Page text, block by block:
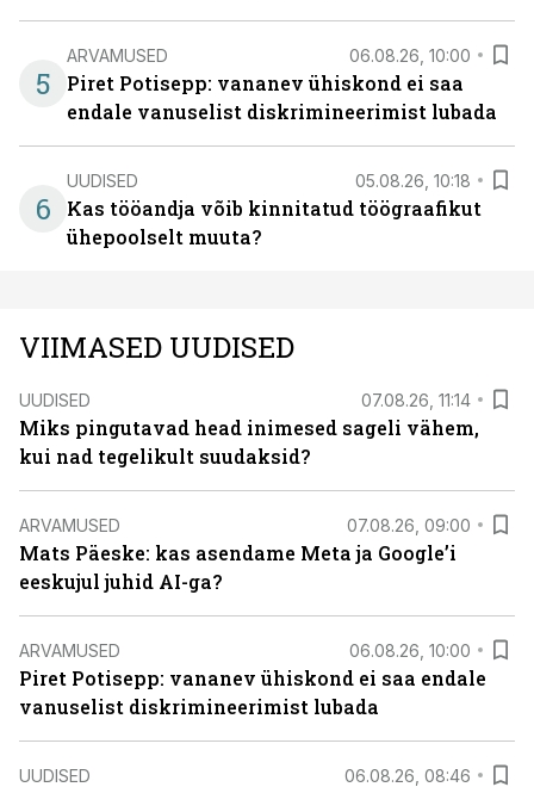
5
ARVAMUSED 06.08.26, 10:00
Piret Potisepp: vananev ühiskond ei saa
endale vanuselist diskrimineerimist lubada
6
UUDISED 05.08.26, 10:18
Kas tööandja võib kinnitatud töögraafikut
ühepoolselt muuta?
VIIMASED UUDISED
UUDISED 07.08.26, 11:14
Miks pingutavad head inimesed sageli vähem,
kui nad tegelikult suudaksid?
ARVAMUSED 07.08.26, 09:00
Mats Päeske: kas asendame Meta ja Google’i
eeskujul juhid AI-ga?
ARVAMUSED 06.08.26, 10:00
Piret Potisepp: vananev ühiskond ei saa endale
vanuselist diskrimineerimist lubada
UUDISED 06.08.26, 08:46